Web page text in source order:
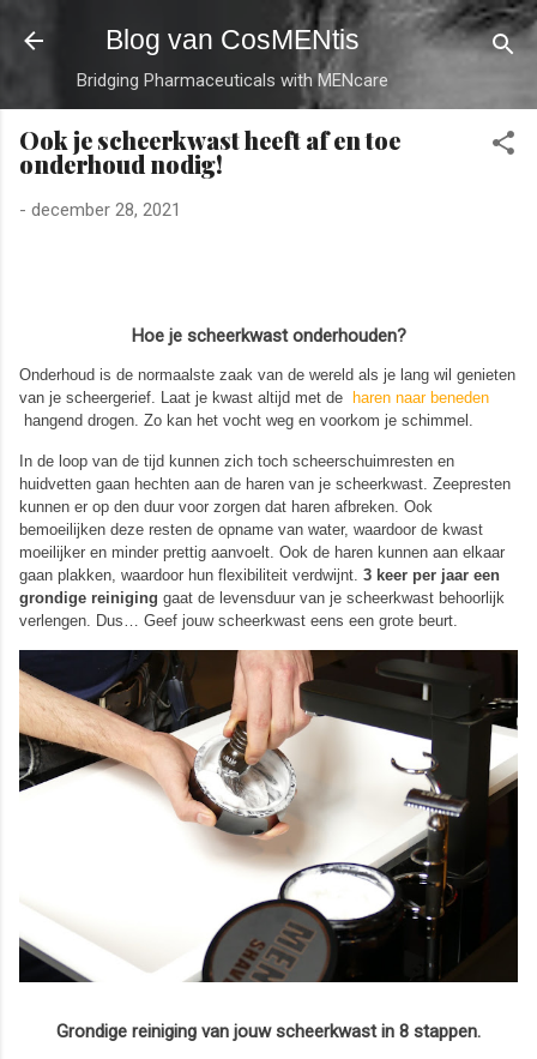
Doorgaan naar hoofdcontent
Blog van CosMENtis
Bridging Pharmaceuticals with MENcare
Ook je scheerkwast heeft af en toe
onderhoud nodig!
- december 28, 2021
Hoe je scheerkwast onderhouden?
Onderhoud is de normaalste zaak van de wereld als je lang wil genieten
van je scheergerief. Laat je kwast altijd met de haren naar beneden
hangend drogen. Zo kan het vocht weg en voorkom je schimmel.
In de loop van de tijd kunnen zich toch scheerschuimresten en
huidvetten gaan hechten aan de haren van je scheerkwast. Zeepresten
kunnen er op den duur voor zorgen dat haren afbreken. Ook
bemoeilijken deze resten de opname van water, waardoor de kwast
moeilijker en minder prettig aanvoelt. Ook de haren kunnen aan elkaar
gaan plakken, waardoor hun flexibiliteit verdwijnt. 3 keer per jaar een
grondige reiniging gaat de levensduur van je scheerkwast behoorlijk
verlengen. Dus… Geef jouw scheerkwast eens een grote beurt.
Grondige reiniging van jouw scheerkwast in 8 stappen.